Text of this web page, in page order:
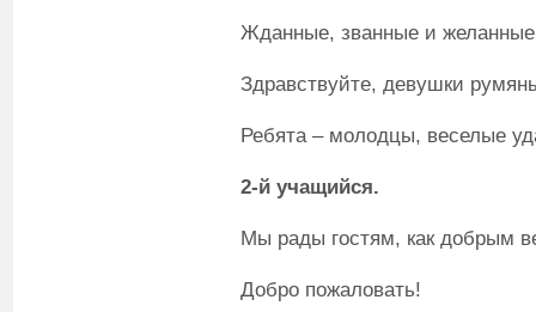
Жданные, званные и
Здравствуйте, девушки
Ребята – молодцы, веселые
2-й учащийся.
Мы рады гостям, как добрым
Добро пожаловать!